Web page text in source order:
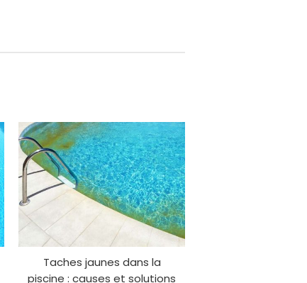
Taches jaunes dans la
piscine : causes et solutions